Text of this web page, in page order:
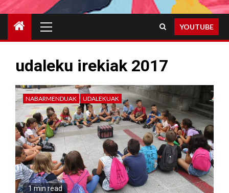
Menu
YOUTUBE
udaleku irekiak 2017
NABARMENDUAK UDALEKUAK
1 min read